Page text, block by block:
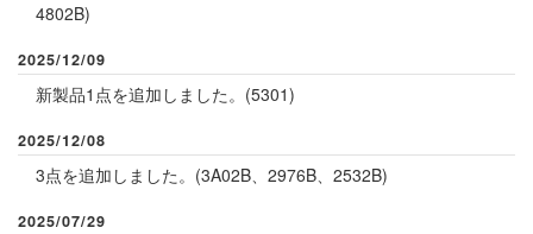
4802B)
2025/12/09
新製品1点を追加しました。 (5301)
2025/12/08
3点を追加しました。 (3A02B、 2976B、 2532B)
2025/07/29